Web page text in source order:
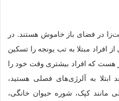
در فضای باز خاموش هستند. در
افراد مبتلا به تب یونجه را تسکین
هست که افراد بیشتری وقت خود را
ابتلا به آلرژی‌های فصلی هستید،
مانند کپک، شوره حیوان خانگی،